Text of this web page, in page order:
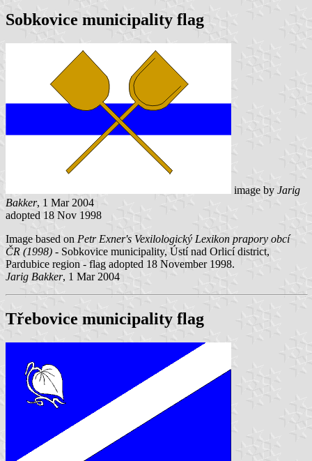
Sobkovice municipality flag
image by Jarig
Bakker, 1 Mar 2004
adopted 18 Nov 1998
Image based on Petr Exner's Vexilologický Lexikon prapory obcí
ČR (1998) - Sobkovice municipality, Ústí nad Orlicí district,
Pardubice region - flag adopted 18 November 1998.
Jarig Bakker, 1 Mar 2004
Třebovice municipality flag